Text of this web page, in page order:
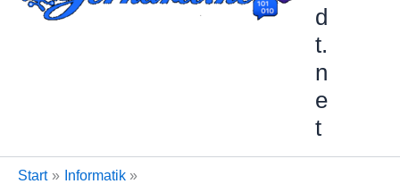
d
t.
n
e
t
Start
Informatik